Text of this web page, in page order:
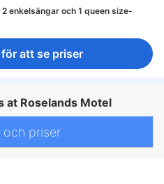
2 enkelsängar och 1 queen size-
att se priser
at Roselands Motel
och priser